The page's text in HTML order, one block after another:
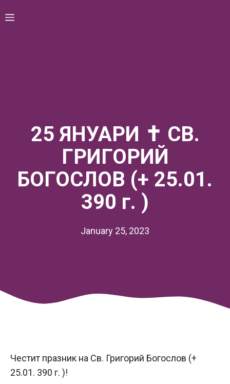
to Menu
25 ЯНУАРИ ✝ СВ.
ГРИГОРИЙ
БОГОСЛОВ (+ 25.01.
390 г. )
January 25, 2023
Честит празник на Св. Григорий Богослов (+
25.01. 390 г. )!